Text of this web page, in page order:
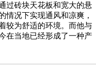
过砖块天花板和宽大的悬
情况下实现通风和凉爽，
较为舒适的环境。而他与
在当地已经形成了一种产